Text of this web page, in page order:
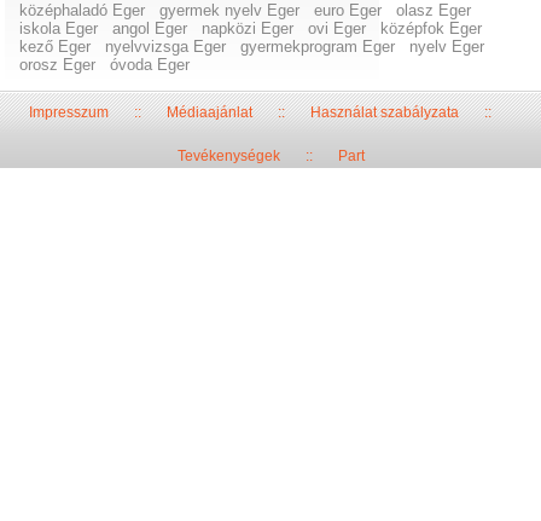
középhaladó Eger gyermek nyelv Eger euro Eger
olasz Eger
iskola Eger
angol Eger napközi Eger ovi Eger
középfok Eger
kező Eger
nyelvvizsga Eger gyermekprogram Eger
nyelv Eger
orosz Eger
óvoda Eger
Impresszum::Médiaajánlat::Használat szabályzata::
Tevékenységek:: Part